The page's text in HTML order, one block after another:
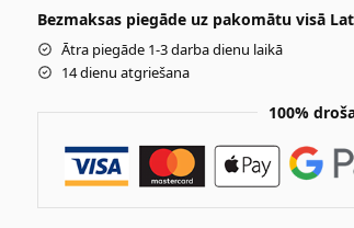
Bezmaksas piegāde uz pakomātu visā
Ātra piegāde 1-3 darba dienu laikā
14 dienu atgriešana
100%